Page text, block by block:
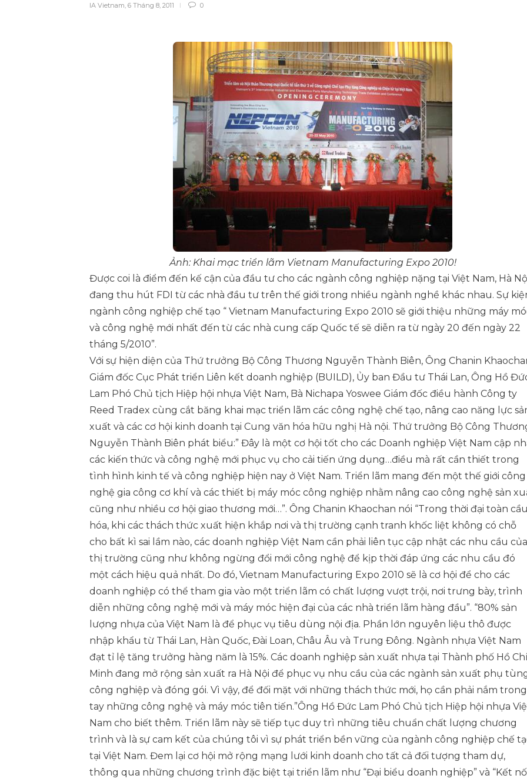
IA Vietnam 6 Tháng 8, 2011 0
Ảnh: Khai mạc triển lãm Vietnam Manufacturing Expo 2010!
Được coi là điểm đến kế cận của đầu tư cho các ngành công nghiệp nặng tại Việt Nam, Hà
đang thu hút FDI từ các nhà đầu tư trên thế giới trong nhiều ngành nghề khác nhau. Sự
ngành công nghiệp chế tạo “ Vietnam Manufacturing Expo 2010 sẽ giới thiệu những máy
và công nghệ mới nhất đến từ các nhà cung cấp Quốc tế sẽ diễn ra từ ngày 20 đến ngày 22
tháng 5/2010”.
Với sự hiện diện của Thứ trưởng Bộ Công Thương Nguyễn Thành Biên, Ông Chanin
Giám đốc Cục Phát triển Liên kết doanh nghiệp (BUILD), Ủy ban Đầu tư Thái Lan, Ông Hồ
Lam Phó Chủ tịch Hiệp hội nhựa Việt Nam, Bà Nichapa Yoswee Giám đốc điều hành Công ty
Reed Tradex cùng cắt băng khai mạc triển lãm các công nghệ chế tạo, nâng cao năng lực
xuất và các cơ hội kinh doanh tại Cung văn hóa hữu nghị Hà nội. Thứ trưởng Bộ Công
Nguyễn Thành Biên phát biểu:” Đây là một cơ hội tốt cho các Doanh nghiệp Việt Nam cập
các kiến thức và công nghệ mới phục vụ cho cải tiến ứng dụng…điều mà rất cần thiết trong
tình hình kinh tế và công nghiệp hiện nay ở Việt Nam. Triển lãm mang đến một thế giới công
nghệ gia công cơ khí và các thiết bị máy móc công nghiệp nhằm nâng cao công nghệ sản
cũng như nhiều cơ hội giao thương mới…”. Ông Chanin Khaochan nói “Trong thời đại toàn cầu
hóa, khi các thách thức xuất hiện khắp nơi và thị trường cạnh tranh khốc liệt không có chỗ
cho bất kì sai lầm nào, các doanh nghiệp Việt Nam cần phải liên tục cập nhật các nhu cầu của
thị trường cũng như không ngừng đổi mới công nghệ để kịp thời đáp ứng các nhu cầu đó
một cách hiệu quả nhất. Do đó, Vietnam Manufacturing Expo 2010 sẽ là cơ hội để cho các
doanh nghiệp có thể tham gia vào một triển lãm có chất lượng vượt trội, nơi trưng bày, trình
diễn những công nghệ mới và máy móc hiện đại của các nhà triển lãm hàng đầu”. “80% sản
lượng nhựa của Việt Nam là để phục vụ tiêu dùng nội địa. Phần lớn nguyên liệu thô được
nhập khẩu từ Thái Lan, Hàn Quốc, Đài Loan, Châu Âu và Trung Đông. Ngành nhựa Việt Nam
đạt tỉ lệ tăng trưởng hàng năm là 15%. Các doanh nghiệp sản xuất nhựa tại Thành phố Hồ
Minh đang mở rộng sản xuất ra Hà Nội để phục vụ nhu cầu của các ngành sản xuất phụ
công nghiệp và đóng gói. Vì vậy, để đối mặt với những thách thức mới, họ cần phải nắm trong
tay những công nghệ và máy móc tiên tiến.”Ông Hồ Đức Lam Phó Chủ tịch Hiệp hội nhựa
Nam cho biết thêm. Triển lãm này sẽ tiếp tục duy trì những tiêu chuẩn chất lượng chương
trình và là sự cam kết của chúng tôi vì sự phát triển bền vững của ngành công nghiệp chế
tại Việt Nam. Đem lại cơ hội mở rộng mạng lưới kinh doanh cho tất cả đối tượng tham dự,
thông qua những chương trình đặc biệt tại triển lãm như “Đại biểu doanh nghiệp” và “Kết